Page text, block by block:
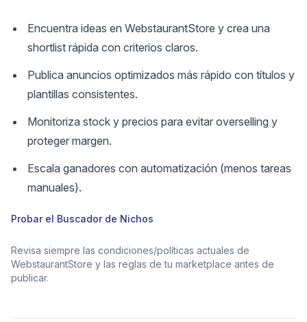
Encuentra ideas en WebstaurantStore y crea una
shortlist rápida con criterios claros.
Publica anuncios optimizados más rápido con títulos y
plantillas consistentes.
Monitoriza stock y precios para evitar overselling y
proteger margen.
Escala ganadores con automatización (menos tareas
manuales).
Probar el Buscador de Nichos
Revisa siempre las condiciones/políticas actuales de
WebstaurantStore y las reglas de tu marketplace antes de
publicar.